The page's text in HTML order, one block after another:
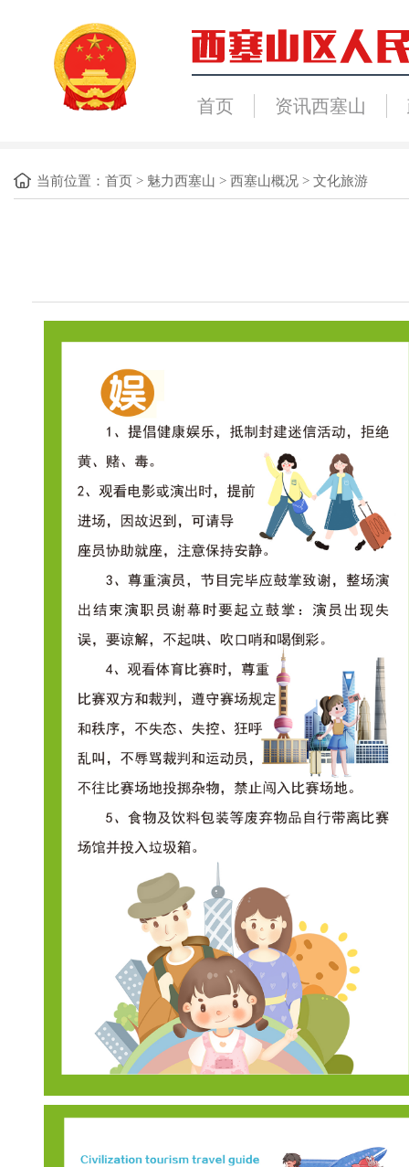
首页 资讯西塞山
当前位置： 首页 > 魅力西塞山 > 西塞山概况 > 文化旅游